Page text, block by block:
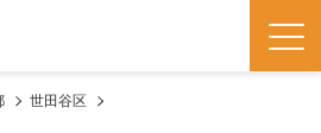
世田谷区